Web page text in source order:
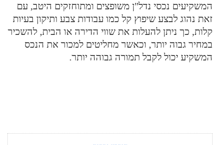
המשקיעים נכסי נדל"ן משופצים ומתוחזקים היטב, עם
זאת נהוג לבצע שיפוץ קל כמו עבודות צבע ותיקון בעיות
קלות, כך ניתן להעלות את שווי הדירה או הבית, להשכיר
במחיר גבוה יותר, וכאשר מחליטים למכור את הנכס
המשקיע יכול לקבל תמורה גבוהה יותר.